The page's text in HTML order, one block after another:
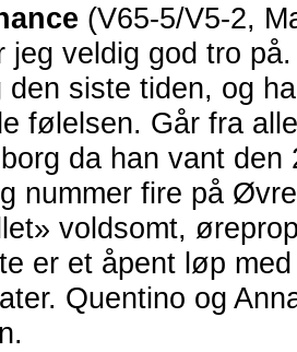
(V65-5/V5-2,
jeg veldig god tro
den siste tiden, og
følelsen. Går fra
da han vant den
nummer fire på
voldsomt,
er et åpent løp
Quentino og